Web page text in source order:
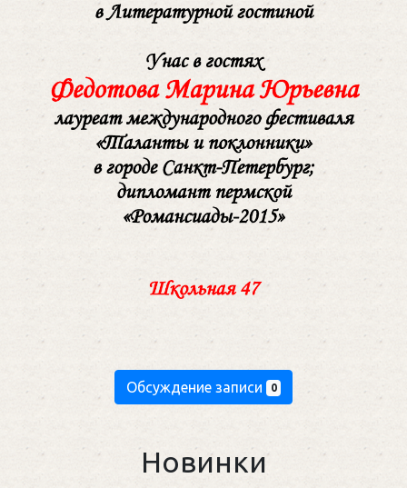
Обсуждение записи 0
Новинки